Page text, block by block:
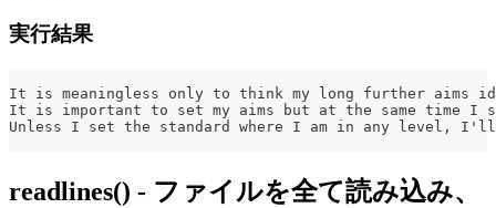
実行結果
It is meaningless only to think my long further aims
It is important to set my aims but at the same time I
Unless I set the standard where I am in any level, I'll
readlines() - ファイルを全て読み込み、